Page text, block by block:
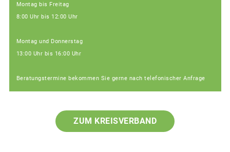
Montag bis Freitag
8:00 Uhr bis 12:00 Uhr
Montag und Donnerstag
13:00 Uhr bis 16:00 Uhr
Beratungstermine bekommen Sie gerne nach telefonischer Anfrage
ZUM KREISVERBAND